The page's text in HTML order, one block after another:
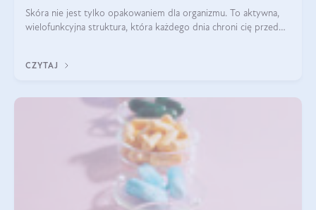
Skóra nie jest tylko opakowaniem dla organizmu. To aktywna,
wielofunkcyjna struktura, która każdego dnia chroni cię przed
bariera hydrolipidowa.
CZYTAJ